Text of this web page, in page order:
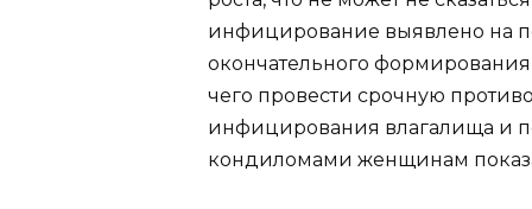
инфицирование выявлено на
окончательного
чего провести срочную
инфицирования влагалища и
кондиломами женщинам